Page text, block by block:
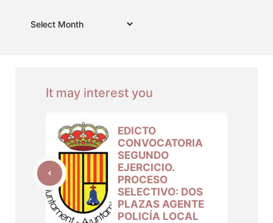
It may interest you
EDICTO
CONVOCATORIA
SEGUNDO
EJERCICIO.
PROCESO
SELECTIVO: DOS
PLAZAS AGENTE
POLICÍA LOCAL